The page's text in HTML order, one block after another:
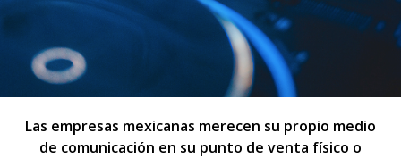
Las empresas mexicanas merecen su propio medio
de comunicación en su punto de venta físico o